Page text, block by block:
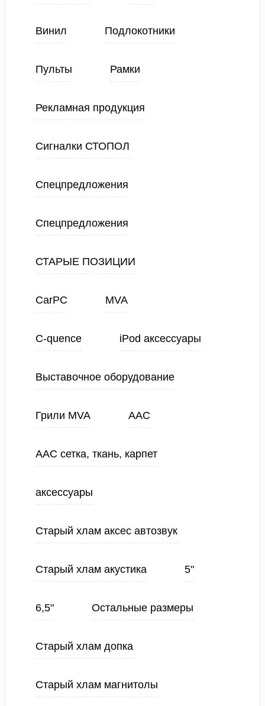
Винил Подлокотники
Пульты Рамки
Рекламная продукция
Сигналки СТОПОЛ
Спецпредложения
Спецпредложения
СТАРЫЕ ПОЗИЦИИ
CarPC MVA
C-quence iPod аксессуары
Выставочное оборудование
Грили MVA ААС
ААС сетка, ткань, карпет
аксессуары
Старый хлам аксес автозвук
Старый хлам акустика 5"
6,5" Остальные размеры
Старый хлам допка
Старый хлам магнитолы